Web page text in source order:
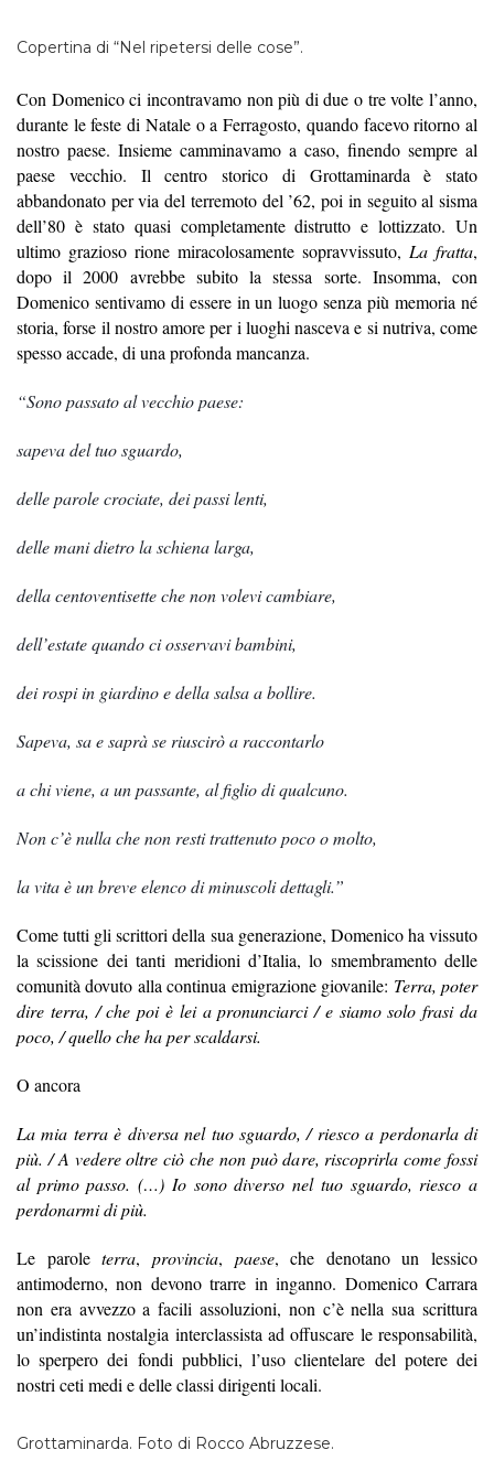
Copertina di “Nel ripetersi delle cose”.
Con Domenico ci incontravamo non più di due o tre volte l’anno,
durante le feste di Natale o a Ferragosto, quando facevo ritorno al
nostro paese. Insieme camminavamo a caso, finendo sempre al
paese vecchio. Il centro storico di Grottaminarda è stato
abbandonato per via del terremoto del ’62, poi in seguito al sisma
dell’80 è stato quasi completamente distrutto e lottizzato. Un
ultimo grazioso rione miracolosamente sopravvissuto, La fratta,
dopo il 2000 avrebbe subito la stessa sorte. Insomma, con
Domenico sentivamo di essere in un luogo senza più memoria né
storia, forse il nostro amore per i luoghi nasceva e si nutriva, come
spesso accade, di una profonda mancanza.
“Sono passato al vecchio paese:
sapeva del tuo sguardo,
delle parole crociate, dei passi lenti,
delle mani dietro la schiena larga,
della centoventisette che non volevi cambiare,
dell’estate quando ci osservavi bambini,
dei rospi in giardino e della salsa a bollire.
Sapeva, sa e saprà se riuscirò a raccontarlo
a chi viene, a un passante, al figlio di qualcuno.
Non c’è nulla che non resti trattenuto poco o molto,
la vita è un breve elenco di minuscoli dettagli.”
Come tutti gli scrittori della sua generazione, Domenico ha vissuto
la scissione dei tanti meridioni d’Italia, lo smembramento delle
comunità dovuto alla continua emigrazione giovanile: Terra, poter
dire terra, / che poi è lei a pronunciarci / e siamo solo frasi da
poco, / quello che ha per scaldarsi.
O ancora
La mia terra è diversa nel tuo sguardo, / riesco a perdonarla di
più. / A vedere oltre ciò che non può dare, riscoprirla come fossi
al primo passo. (…) Io sono diverso nel tuo sguardo, riesco a
perdonarmi di più.
Le paroleterra, provincia, paese, che denotano un lessico
antimoderno, non devono trarre in inganno. Domenico Carrara
non era avvezzo a facili assoluzioni, non c’è nella sua scrittura
un’indistinta nostalgia interclassista ad offuscare le responsabilità,
lo sperpero dei fondi pubblici, l’uso clientelare del potere dei
nostri ceti medi e delle classi dirigenti locali.
Grottaminarda. Foto di Rocco Abruzzese.